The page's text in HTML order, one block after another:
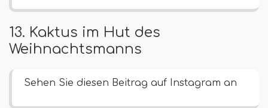
13. Kaktus im Hut des
Weihnachtsmanns
Sehen Sie diesen Beitrag auf Instagram an